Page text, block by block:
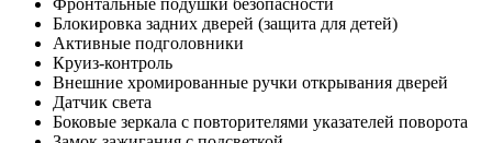
Фронтальные подушки безопасности
Блокировка задних дверей (защита для детей)
Активные подголовники
Круиз-контроль
Внешние хромированные ручки открывания дверей
Датчик света
Боковые зеркала с повторителями указателей поворота